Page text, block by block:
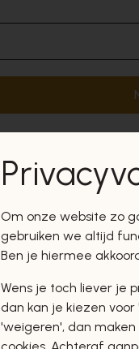
Om onze website zo
gebruiken we altijd
Ben je hiermee
Wens je toch liever je
dan kan je kiezen voor
'weigeren', dan
cookies. Achteraf